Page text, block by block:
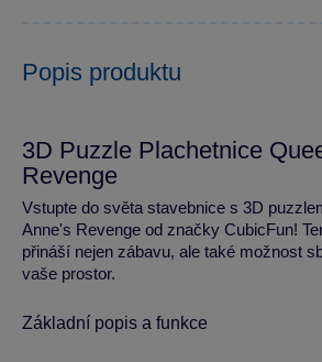
Popis produktu
3D Puzzle Plachetnice
Revenge
Vstupte do světa stavebnice s 3D
Anne's Revenge od značky CubicFun!
přináší nejen zábavu, ale také možnost
vaše prostor.
Základní popis a funkce